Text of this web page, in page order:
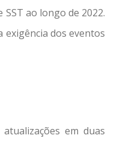
ao longo de 2022.
exigência dos eventos
em duas